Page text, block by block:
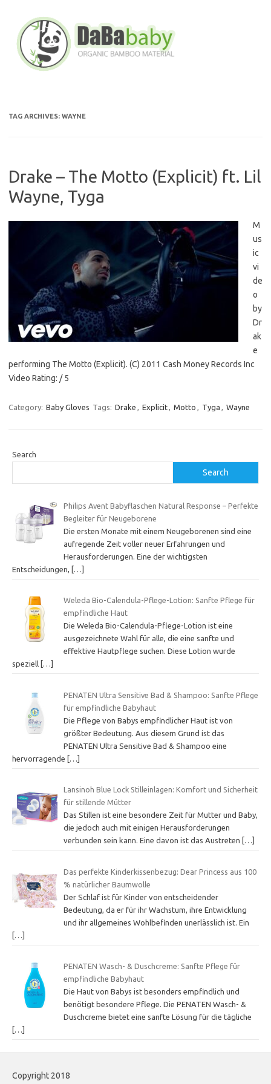
content
TAG ARCHIVES: WAYNE
Drake – The Motto (Explicit) ft. Lil
Wayne, Tyga
M
us
ic
vi
de
o
by
Dr
ak
e
performing The Motto (Explicit). (C) 2011 Cash Money Records Inc
Video Rating: / 5
Category: Baby Gloves Tags: Drake , Explicit, Motto , Tyga , Wayne
Search
Search
Philips Avent Babyflaschen Natural Response – Perfekte
Begleiter für Neugeborene
Die ersten Monate mit einem Neugeborenen sind eine
aufregende Zeit voller neuer Erfahrungen und
Herausforderungen. Eine der wichtigsten
Entscheidungen,
[…]
Weleda Bio-Calendula-Pflege-Lotion: Sanfte Pflege für
empfindliche Haut
Die Weleda Bio-Calendula-Pflege-Lotion ist eine
ausgezeichnete Wahl für alle, die eine sanfte und
effektive Hautpflege suchen. Diese Lotion wurde
speziell […]
PENATEN Ultra Sensitive Bad & Shampoo: Sanfte Pflege
für empfindliche Babyhaut
Die Pflege von Babys empfindlicher Haut ist von
größter Bedeutung. Aus diesem Grund ist das
PENATEN Ultra Sensitive Bad & Shampoo eine
hervorragende
[…]
Lansinoh Blue Lock Stilleinlagen: Komfort und Sicherheit
für stillende Mütter
Das Stillen ist eine besondere Zeit für Mutter und Baby,
die jedoch auch mit einigen Herausforderungen
verbunden sein kann. Eine davon ist das Austreten
[…]
Das perfekte Kinderkissenbezug: Dear Princess aus 100
% natürlicher Baumwolle
Der Schlaf ist für Kinder von entscheidender
Bedeutung, da er für ihr Wachstum, ihre Entwicklung
und ihr allgemeines Wohlbefinden unerlässlich ist. Ein
[…]
PENATEN Wasch- & Duschcreme: Sanfte Pflege für
empfindliche Babyhaut
Die Haut von Babys ist besonders empfindlich und
benötigt besondere Pflege. Die PENATEN Wasch- &
Duschcreme bietet eine sanfte Lösung für die tägliche
[…]
Copyright 2018